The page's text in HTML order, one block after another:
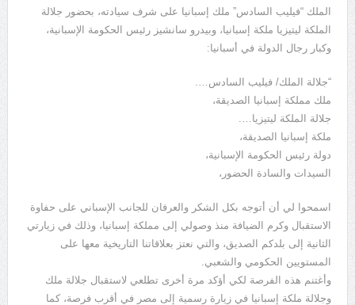
الملك “فيليب السادس” ملك إسبانيا على شرف سيادته، بحضور جلالة
الملكة ليتيزيا ملكة إسبانيا، وبيدرو سانشيز رئيس الحكومة الإسبانية،
وكبار رجال الدولة في أسبانيا:
“جلالة الملك/ فيليب السادس….
ملك مملكة إسبانيا الصديقة،
جلالة الملكة ليتيزيا….
ملكة إسبانيا الصديقة،
دولة رئيس الحكومة الإسبانية،
السيدات والسادة الحضور،
اسمحوا لي أن أتوجه بكل الشكر والعرفان للجانب الإسباني على حفاوة
الاستقبال وكرم الضيافة منذ وصولي إلى مملكة إسبانيا، وذلك في زيارتي
الثانية إلى بلدكم الصديق، والتي نعتز بعلاقاتنا التاريخية معها على
المستويين الحكومي والشعبي.
وأغتنم هذه الفرصة لكي أؤكد مرة أخرى تطلعي لاستقبال جلالة ملك
وجلالة ملكة إسبانيا في زيارة رسمية إلى مصر في أقرب فرصة، كما